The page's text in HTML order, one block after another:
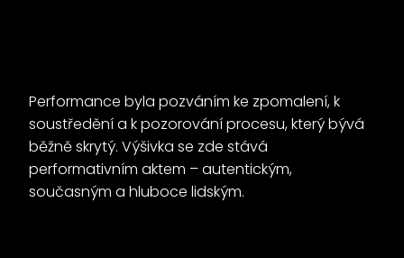
Performance byla pozváním ke zpomalení, k
soustředění a k pozorování procesu, který bývá
běžně skrytý. Výšivka se zde stává
performativním aktem – autentickým,
současným a hluboce lidským.